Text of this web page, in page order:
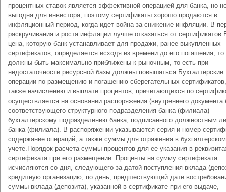
процентных ставок является эффективной операцией для банка, но
выгодна для инвестора, поэтому сертификаты хорошо продаются в
инфляционный период, когда идет война за снижение инфляции. В
раскручивания и роста инфляции лучше отказаться от
цена, которую банк устанавливает для продажи, ранее выкупленных
сертификатов, определяется исходя из времени до его погашения, то
должны быть максимально приближены к рыночным, то есть при
недостаточности ресурсной базы должны повышаться.Бухгалтерские
операции по размещению и погашению сберегательных
также начислению и выплате процентов, причитающихся по
осуществляется на основании распоряжения (внутреннего документа
соответствующего структурного подразделения банка (филиала)
бухгалтерскому подразделению банка, подписанного должностным
банка (филиала). В распоряжении указываются серия и номер
содержание операций, а также суммы для отражения в бухгалтерском
учете.Порядок расчета суммы процентов для ее указания в
сертификата при его размещении. Проценты на сумму сертификата
исчисляются со дня, следующего за датой поступления вклада
кредитную организацию, по день, предшествующий дате
суммы вклада (депозита), указанной в сертификате при его выдаче,